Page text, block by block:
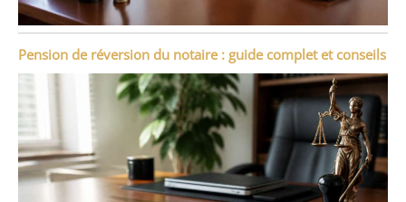
Pension de réversion du notaire : guide complet et conseils